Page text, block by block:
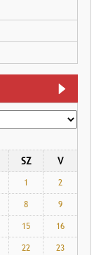
SZ
V
1
2
8
9
15
16
22
23